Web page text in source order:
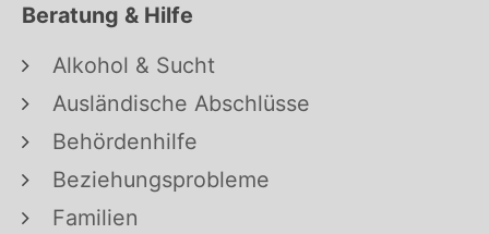
Beratung & Hilfe
Alkohol & Sucht
Ausländische Abschlüsse
Behördenhilfe
Beziehungsprobleme
Familien